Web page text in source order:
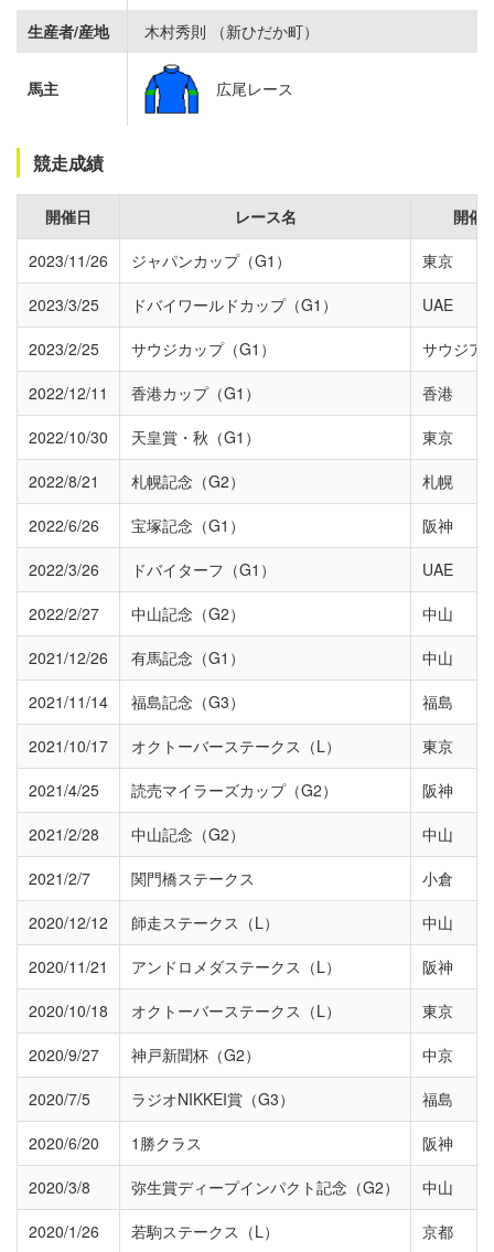
生産者/産地
木村秀則 （新ひだか町）
馬主 広尾レース
競走成績
開催日 レース名
開催
2023/11/26
ジャパンカップ（G1）
東京
2023/3/25
ドバイワールドカップ（G1）
UAE
2023/2/25
サウジカップ（G1）
サウジア
2022/12/11
香港カップ（G1）
香港
2022/10/30
天皇賞・秋（G1）
東京
2022/8/21
札幌記念（G2）
札幌
2022/6/26
宝塚記念（G1）
阪神
2022/3/26
ドバイターフ（G1）
UAE
2022/2/27
中山記念（G2）
中山
2021/12/26
有馬記念（G1）
中山
2021/11/14
福島記念（G3）
福島
2021/10/17
オクトーバーステークス（L）
東京
2021/4/25
読売マイラーズカップ（G2）
阪神
2021/2/28
中山記念（G2）
中山
2021/2/7
関門橋ステークス
小倉
2020/12/12
師走ステークス（L）
中山
2020/11/21
アンドロメダステークス（L）
阪神
2020/10/18
オクトーバーステークス（L）
東京
2020/9/27
神戸新聞杯（G2）
中京
2020/7/5
ラジオNIKKEI賞（G3）
福島
2020/6/20
1勝クラス
阪神
2020/3/8
弥生賞ディープインパクト記念（G2）
中山
2020/1/26
若駒ステークス（L） 京都